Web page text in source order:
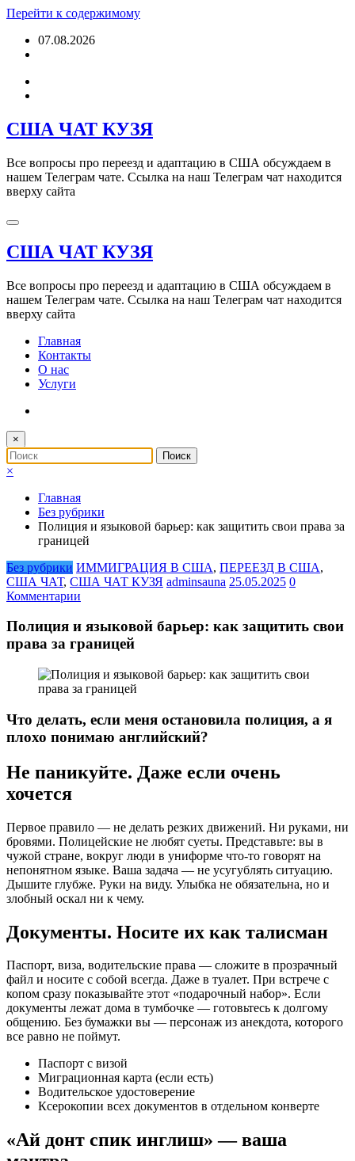
Перейти к содержимому
07.08.2026
США ЧАТ КУЗЯ
Все вопросы про переезд и адаптацию в США обсуждаем в
нашем Телеграм чате. Ссылка на наш Телеграм чат находится
вверху сайта
США ЧАТ КУЗЯ
Все вопросы про переезд и адаптацию в США обсуждаем в
нашем Телеграм чате. Ссылка на наш Телеграм чат находится
вверху сайта
Главная
Контакты
О нас
Услуги
×
×
Главная
Без рубрики
Полиция и языковой барьер: как защитить свои права за
границей
Без рубрики ИММИГРАЦИЯ В США, ПЕРЕЕЗД В США,
США ЧАТ, США ЧАТ КУЗЯ adminsauna 25.05.2025 0
Комментарии
Полиция и языковой барьер: как защитить свои
права за границей
Что делать, если меня остановила полиция, а я
плохо понимаю английский?
Не паникуйте. Даже если очень
хочется
Первое правило — не делать резких движений. Ни руками, ни
бровями. Полицейские не любят суеты. Представьте: вы в
чужой стране, вокруг люди в униформе что-то говорят на
непонятном языке. Ваша задача — не усугублять ситуацию.
Дышите глубже. Руки на виду. Улыбка не обязательна, но и
злобный оскал ни к чему.
Документы. Носите их как талисман
Паспорт, виза, водительские права — сложите в прозрачный
файл и носите с собой всегда. Даже в туалет. При встрече с
копом сразу показывайте этот «подарочный набор». Если
документы лежат дома в тумбочке — готовьтесь к долгому
общению. Без бумажки вы — персонаж из анекдота, которого
все равно не поймут.
Паспорт с визой
Миграционная карта (если есть)
Водительское удостоверение
Ксерокопии всех документов в отдельном конверте
«Ай донт спик инглиш» — ваша